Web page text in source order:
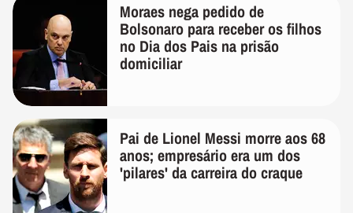
Moraes nega pedido de
Bolsonaro para receber os filhos
no Dia dos Pais na prisão
domiciliar
Pai de Lionel Messi morre aos 68
anos; empresário era um dos
'pilares' da carreira do craque